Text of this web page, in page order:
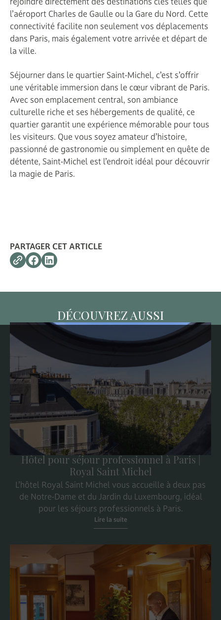
l’aéroport Charles de Gaulle ou la Gare du Nord. Cette
connectivité facilite non seulement vos déplacements
dans Paris, mais également votre arrivée et départ de
la ville.
Séjourner dans le quartier Saint-Michel, c’est s’offrir
une véritable immersion dans le cœur vibrant de Paris.
Avec son emplacement central, son ambiance
culturelle riche et ses hébergements de qualité, ce
quartier garantit une expérience mémorable pour tous
les visiteurs. Que vous soyez amateur d’histoire,
passionné de gastronomie ou simplement en quête de
détente, Saint-Michel est l’endroit idéal pour découvrir
la magie de Paris.
PARTAGER CET ARTICLE
DÉCOUVREZ AUSSI
Hôtel pour séjour professionnel à Paris |
Royal Saint Michel
L’hôtel Royal Saint Michel vous accueille à deux pas
de Notre-Dame et du Jardin du Luxembourg, idéal
pour les séjours professionnels à Paris.
Lire la suite